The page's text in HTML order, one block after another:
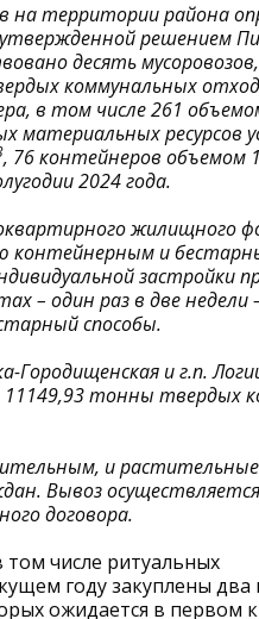
на территории района
решением
десять
коммунальных
в том числе 261
материальных ресурсов
, 76 контейнеров объемом
2024 года.
жилищного
контейнерным и
застройки
– один раз в две недели
способы.
Городищенская и г.п.
11149,93 тонны твердых
и
Вывоз
договора.
числе ритуальных
году закуплены два
ожидается в первом